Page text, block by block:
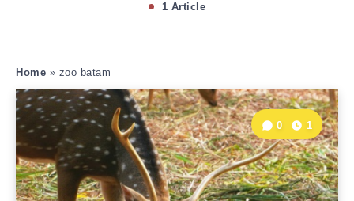
1 Article
Home » zoo batam
0 1